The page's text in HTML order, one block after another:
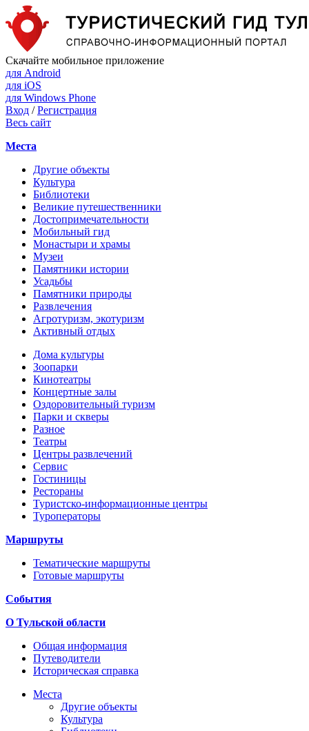
Скачайте мобильное приложение
для Android
для iOS
для Windows Phone
Вход /Регистрация
Весь сайт
Места
Другие объекты
Культура
Библиотеки
Великие путешественники
Достопримечательности
Мобильный гид
Монастыри и храмы
Музеи
Памятники истории
Усадьбы
Памятники природы
Развлечения
Агротуризм, экотуризм
Активный отдых
Дома культуры
Зоопарки
Кинотеатры
Концертные залы
Оздоровительный туризм
Парки и скверы
Разное
Театры
Центры развлечений
Сервис
Гостиницы
Рестораны
Туристско-информационные центры
Туроператоры
Маршруты
Тематические маршруты
Готовые маршруты
События
О Тульской области
Общая информация
Путеводители
Историческая справка
Места
Другие объекты
Культура